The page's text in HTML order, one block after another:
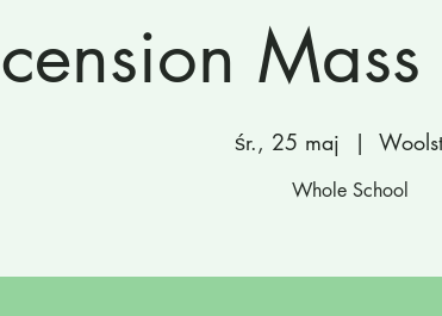
śr., 25 maj
  |
Whole School